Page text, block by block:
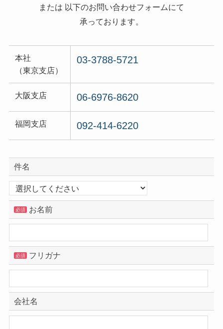
または 以下のお問い合わせフォームにて
承っております。
本社
（東京支店）
03-3788-5721
大阪支店 06-6976-8620
福岡支店 092-414-6220
件名
必須 お名前
必須 フリガナ
会社名